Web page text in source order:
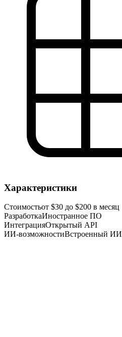
Характеристики
Стоимостьот $30 до $200 в месяц
РазработкаИностранное ПО
ИнтеграцияОткрытый API
ИИ-возможностиВстроенный ИИ